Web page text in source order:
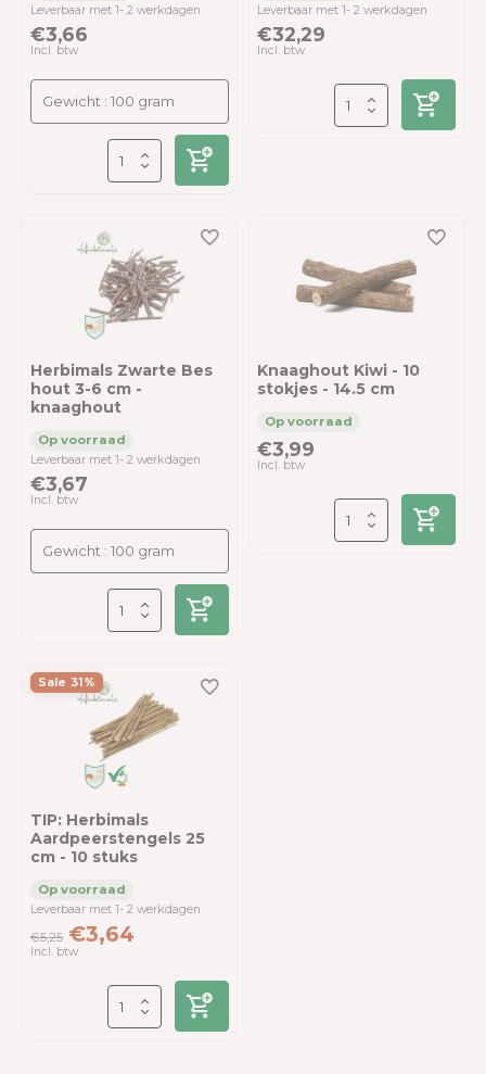
Leverbaar met 1- 2 werkdagen
€3,66
Incl. btw
Leverbaar met 1- 2 werkdagen
€32,29
Incl. btw
Herbimals Zwarte Bes
hout 3-6 cm -
knaaghout
Leverbaar met 1- 2 werkdagen
€3,67
Incl. btw
Knaaghout Kiwi - 10
stokjes - 14.5 cm
€3,99
Incl. btw
Sale 31%
TIP: Herbimals
Aardpeerstengels 25
cm - 10 stuks
Leverbaar met 1- 2 werkdagen
€5,25 €3,64
Incl. btw